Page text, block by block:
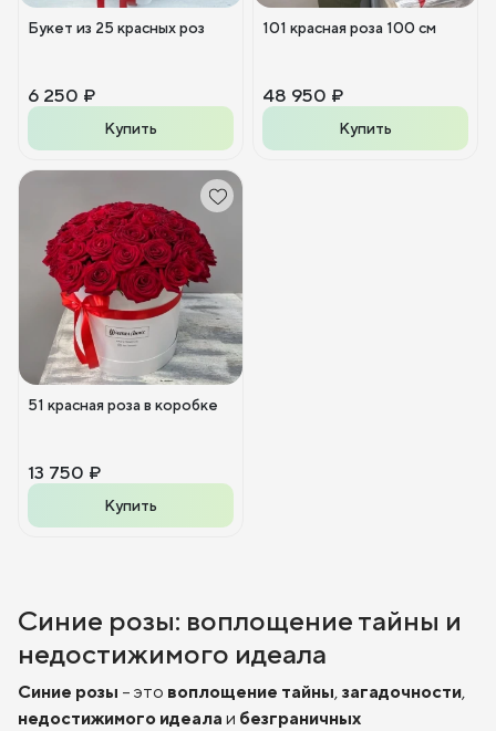
Букет из 25 красных роз
6 250 ₽
Купить
101 красная роза 100 см
48 950 ₽
Купить
51 красная роза в коробке
13 750 ₽
Купить
Синие розы: воплощение тайны и
недостижимого идеала
Синие розы – это воплощение тайны, загадочности,
недостижимого идеала и безграничных